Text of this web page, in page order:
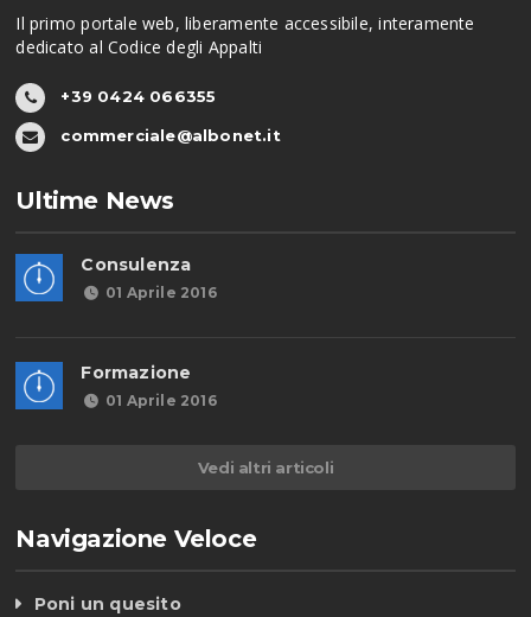
Il primo portale web, liberamente accessibile, interamente
dedicato al Codice degli Appalti
+39 0424 066355
commerciale@albonet.it
Ultime News
Consulenza
01 Aprile 2016
Formazione
01 Aprile 2016
Vedi altri articoli
Navigazione Veloce
Poni un quesito